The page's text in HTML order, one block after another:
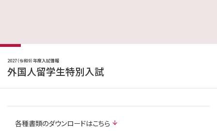
2027（令和9）年度入試情報
外国人留学生特別入試
各種書類のダウンロードはこちら